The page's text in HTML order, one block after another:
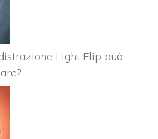
Light Flip può